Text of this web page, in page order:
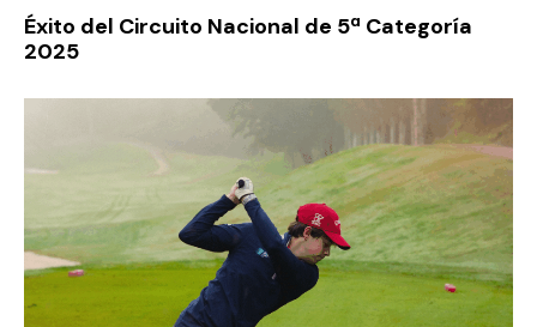
Éxito del Circuito Nacional de 5ª Categoría
2025